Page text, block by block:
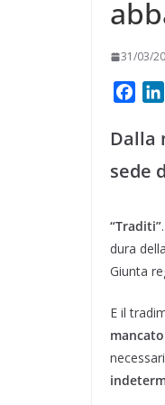
31/03/
c
b
o
k
Dalla
sede
“Traditi”
dura della
Giunta
E il